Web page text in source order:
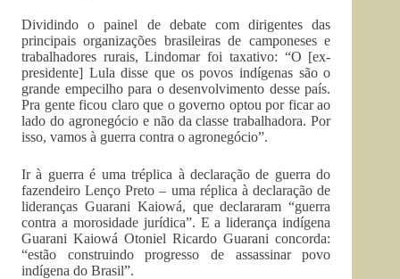
Dividindo o painel de debate com dirigentes das
principais organizações brasileiras de camponeses e
trabalhadores rurais, Lindomar foi taxativo: “O [ex-
presidente] Lula disse que os povos indígenas são o
grande empecilho para o desenvolvimento desse país.
Pra gente ficou claro que o governo optou por ficar ao
lado do agronegócio e não da classe trabalhadora. Por
isso, vamos à guerra contra o agronegócio”.
Ir à guerra é uma tréplica à declaração de guerra do
fazendeiro Lenço Preto – uma réplica à declaração de
lideranças Guarani Kaiowá, que declararam “guerra
contra a morosidade jurídica”. E a liderança indígena
Guarani Kaiowá Otoniel Ricardo Guarani concorda:
“estão construindo progresso de assassinar povo
indígena do Brasil”.